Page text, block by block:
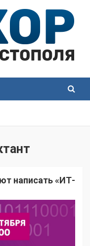
написать «ИТ-